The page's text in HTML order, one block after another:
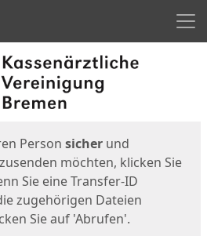
Person sicher und
möchten, klicken Sie
Sie eine Transfer-ID
zugehörigen Dateien
Sie auf 'Abrufen'.